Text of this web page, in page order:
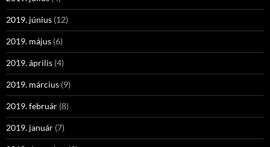
2019. június (12)
2019. május (6)
2019. április (4)
2019. március (9)
2019. február (8)
2019. január (7)